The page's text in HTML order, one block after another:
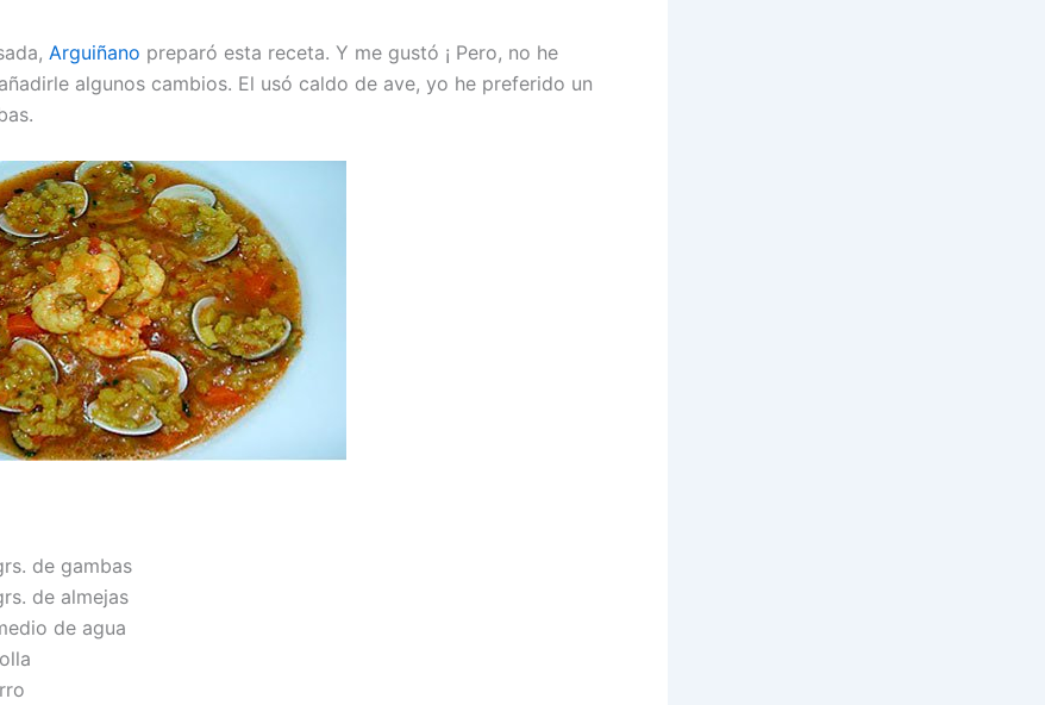
Arguiñano preparó esta receta. Y me gustó ¡ Pero, no he
algunos cambios. El usó caldo de ave, yo he preferido un
de gambas
de almejas
de agua